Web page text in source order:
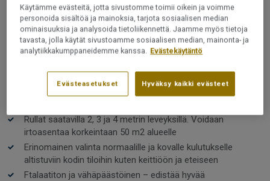
Laadukkaassa Texstyle-vinyylilattiassa on tekstiilipohja,
joka lisää käyttömukavuutta ja vaimentaa ääntä.
Loistava valinta esimerkiksi lastenhuoneeseen, jossa
leikkien äänentaso on yleensä hieman korkeampi.
Rullat saatavilla 2, 3 ja 4 metrin leveyksillä. Voidaan
irtoasentaa korkeintaan 50 m2 alueelle
Erinomainen valinta normaalille ja kovalle kulutukselle
altistuviin kodin tiloihin kuten keittiöön ja eteiseen
Ftalaatiton ja vähäpäästöinen – edistää hyvää
Käytämme evästeitä, jotta sivustomme toimii oikein ja voimme
personoida sisältöä ja mainoksia, tarjota sosiaalisen median
ominaisuuksia ja analysoida tietoliikennettä. Jaamme myös tietoja
tavasta, jolla käytät sivustoamme sosiaalisen median, mainonta- ja
analytiikkakumppaneidemme kanssa. Evästekäytäntö
Evästeasetukset Hyväksy kaikki evästeet